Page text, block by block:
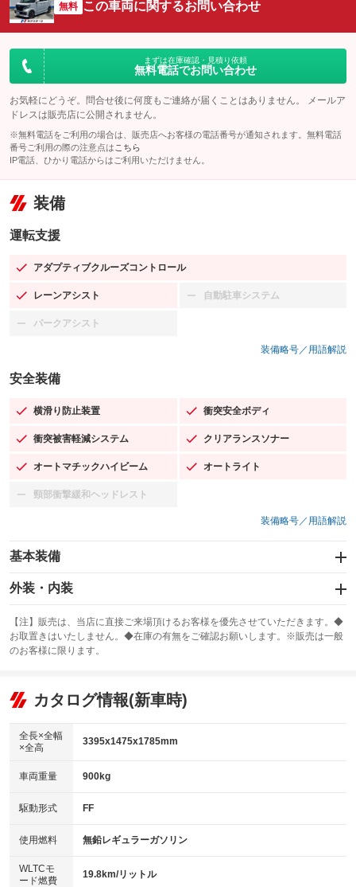
無料 この車両に関するお問い合わせ
まずは在庫確認・見積り依頼
無料電話でお問い合わせ
お気軽にどうぞ。問合せ後に何度もご連絡が届くことはありません。 メールア
ドレスは販売店に公開されません。
※無料電話をご利用の場合は、販売店へお客様の電話番号が通知されます。無料電話
番号ご利用の際の注意点は こちら
IP電話、ひかり電話からはご利用いただけません。
装備
運転支援
アダプティブクルーズコントロール
：装備あり
レーンアシスト
：装備あり 自動駐車システム
：装備なし
パークアシスト
：装備なし
装備略号／用語解説
安全装備
横滑り防止装置
：装備あり 衝突安全ボディ
：装備あり
衝突被害軽減システム
：装備あり クリアランスソナー
：装備あり
オートマチックハイビーム
：装備あり オートライト
：装備あり
頸部衝撃緩和ヘッドレスト
：装備なし
装備略号／用語解説
基本装備
エアバッグ：運転席/助手席/サイド
：装備あり
：装備あり
サンルーフ
：装備なし ABS
リフトアップ
：装備なし
：装備なし
パワーウィンドウ
アイドリングストップ
：装備あり
USB入力端子
：装備あり
100V電源
：装備なし
センターデフロック
：装備なし
外装・内装
カーナビ：SDナビ
：装備あり
TV：フルセグ
：装備あり
ビジュアル：-／DVD再生
：装備あり
アルミホイール：15インチ
：装備あり
HID(キセノンライト)
バックカメラ
エアロ
：装備なし
【注】販売は、当店に直接ご来場頂けるお客様を優先させていただきます。◆
お取置きはいたしません。◆在庫の有無をご確認お願いします。※販売は一般
のお客様に限ります。
カタログ情報(新車時)
全長×全幅
×全高
3395x1475x1785mm
車両重量 900kg
駆動形式 FF
使用燃料 無鉛レギュラーガソリン
WLTCモ
ード燃費
19.8km/リットル